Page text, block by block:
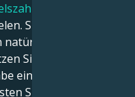
533
Sie sind ein
Charisma
Sie dies bei der
ein. Wenn Sie eine
Sie am besten